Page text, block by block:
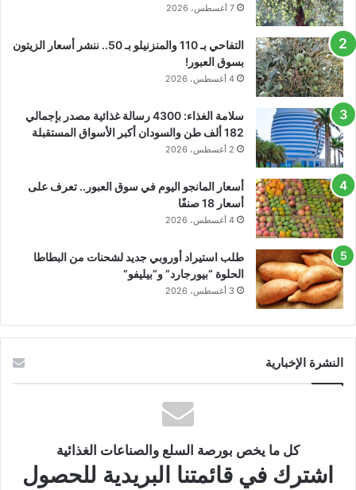
7 أغسطس، 2026
التفاحي بـ 110 والمنزنيلو بـ 50.. ننشر أسعار الزيتون
بسوق العبور!
4 أغسطس، 2026
سلامة الغذاء: 4300 رسالة غذائية مصدر بإجمالي
182 ألف طن والسودان أكبر الأسواق المستقبلة
2 أغسطس، 2026
أسعار المانجو اليوم في سوق العبور.. تعرف على
أسعار 18 صنفًا
4 أغسطس، 2026
طلب استيراد أوروبي جديد لشحنات من البطاطا
الحلوة “بيورجارد” و”بيليفو”
3 أغسطس، 2026
النشرة الإخبارية
كل ما يخص بورصة السلع والصناعات الغذائية
اشترك في قائمتنا البريدية للحصول